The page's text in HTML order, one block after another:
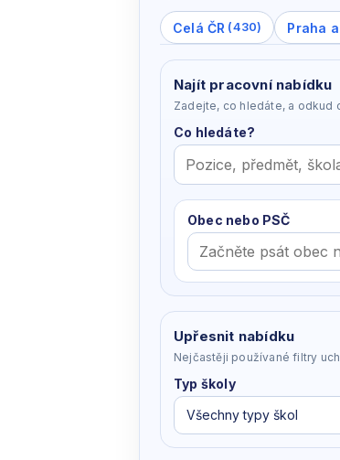
Celá ČR (430) Praha
Najít pracovní nabídku
Zadejte, co hledáte, a odkud
Co hledáte?
Dojezdová
oblast
podle
vzdálenosti
Obec nebo PSČ
Upřesnit nabídku
Nejčastěji používané filtry
Typ školy
Všechny typy škol